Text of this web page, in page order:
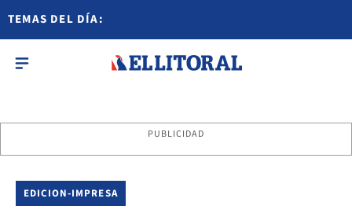
TEMAS DEL DÍA:
PUBLICIDAD
EDICION-IMPRESA